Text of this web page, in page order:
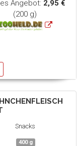
Angebot: 2,95 €
(200 g)
Snacks
400 g